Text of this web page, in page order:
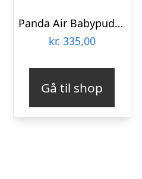
Panda Air Babypude – Karamel
kr. 335,00
Gå til shop